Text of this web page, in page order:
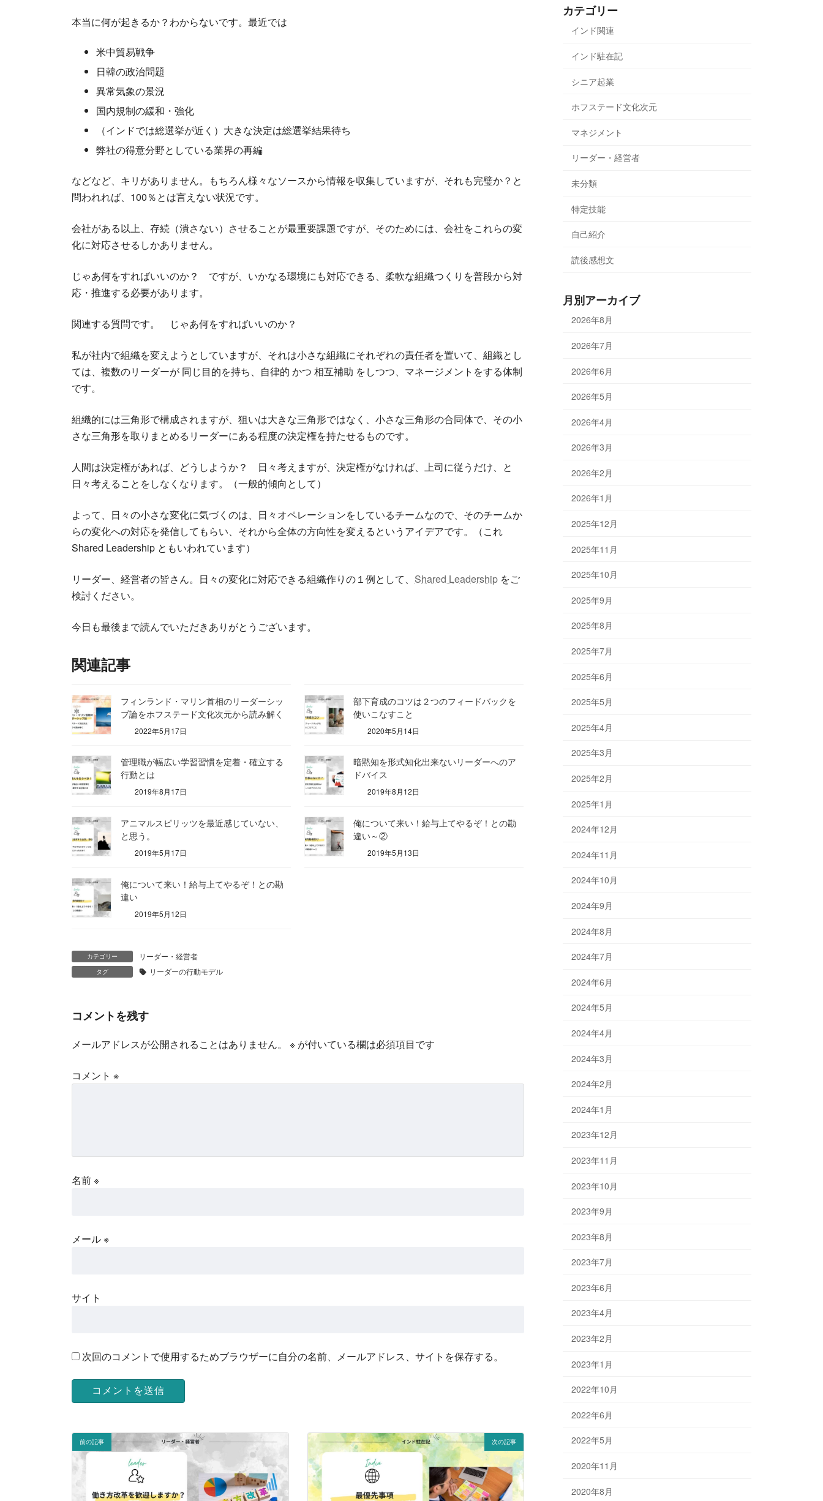
本当に何が起きるか？わからないです。最近では
米中貿易戦争
日韓の政治問題
異常気象の景況
国内規制の緩和・強化
（インドでは総選挙が近く）大きな決定は総選挙結果待ち
弊社の得意分野としている業界の再編
などなど、キリがありません。もちろん様々なソースから情報を収集していますが、それも完璧か？と
問われれば、100％とは言えない状況です。
会社がある以上、存続（潰さない）させることが最重要課題ですが、そのためには、会社をこれらの変
化に対応させるしかありません。
じゃあ何をすればいいのか？ ですが、いかなる環境にも対応できる、柔軟な組織つくりを普段から対
応・推進する必要があります。
関連する質問です。 じゃあ何をすればいいのか？
私が社内で組織を変えようとしていますが、それは小さな組織にそれぞれの責任者を置いて、組織とし
ては、複数のリーダーが 同じ目的を持ち、自律的 かつ 相互補助 をしつつ、マネージメントをする体制
です。
組織的には三角形で構成されますが、狙いは大きな三角形ではなく、小さな三角形の合同体で、その小
さな三角形を取りまとめるリーダーにある程度の決定権を持たせるものです。
人間は決定権があれば、どうしようか？ 日々考えますが、決定権がなければ、上司に従うだけ、と
日々考えることをしなくなります。（一般的傾向として）
よって、日々の小さな変化に気づくのは、日々オペレーションをしているチームなので、そのチームか
らの変化への対応を発信してもらい、それから全体の方向性を変えるというアイデアです。（これ
Shared Leadership ともいわれています）
リーダー、経営者の皆さん。日々の変化に対応できる組織作りの１例として、 Shared Leadership をご
検討ください。
今日も最後まで読んでいただきありがとうございます。
関連記事
フィンランド・マリン首相のリーダーシッ
プ論をホフステード文化次元から読み解く
2022年5月17日
部下育成のコツは２つのフィードバックを
使いこなすこと
2020年5月14日
管理職が幅広い学習習慣を定着・確立する
行動とは
2019年8月17日
暗黙知を形式知化出来ないリーダーへのア
ドバイス
2019年8月12日
アニマルスピリッツを最近感じていない、
と思う。
2019年5月17日
俺について来い！給与上てやるぞ！との勘
違い～②
2019年5月13日
俺について来い！給与上てやるぞ！との勘
違い
2019年5月12日
カテゴリー リーダー・経営者
タグ リーダーの行動モデル
コメントを残す
メールアドレスが公開されることはありません。 ※ が付いている欄は必須項目です
コメント ※
名前※
メール※
サイト
次回のコメントで使用するためブラウザーに自分の名前、メールアドレス、サイトを保存する。
前の記事 次の記事
カテゴリー
インド関連
インド駐在記
シニア起業
ホフステード文化次元
マネジメント
リーダー・経営者
未分類
特定技能
自己紹介
読後感想文
月別アーカイブ
2026年8月
2026年7月
2026年6月
2026年5月
2026年4月
2026年3月
2026年2月
2026年1月
2025年12月
2025年11月
2025年10月
2025年9月
2025年8月
2025年7月
2025年6月
2025年5月
2025年4月
2025年3月
2025年2月
2025年1月
2024年12月
2024年11月
2024年10月
2024年9月
2024年8月
2024年7月
2024年6月
2024年5月
2024年4月
2024年3月
2024年2月
2024年1月
2023年12月
2023年11月
2023年10月
2023年9月
2023年8月
2023年7月
2023年6月
2023年4月
2023年2月
2023年1月
2022年10月
2022年6月
2022年5月
2020年11月
2020年8月